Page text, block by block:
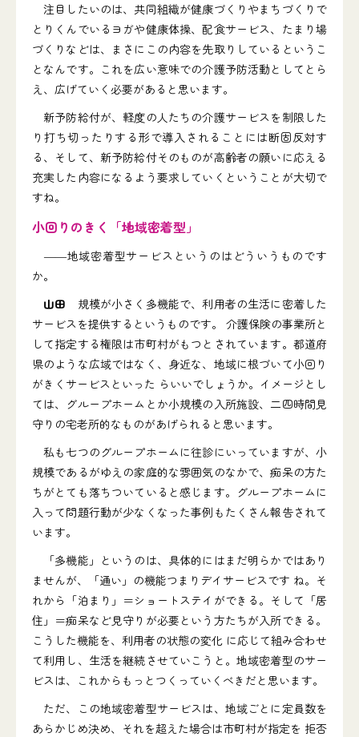
注目したいのは、共同組織が健康づくりやまちづくりで
とりくんでいるヨガや健康体操、配食サービス、たまり場
づくりなどは、まさにこの内容を先取りしているというこ
となんです。これを広い意味での介護予防活動としてとら
え、広げていく必要があると思います。
新予防給付が、軽度の人たちの介護サービスを制限した
り打ち切ったりする形で導入されることには断固反対す
る、そして、新予防給付そのものが高齢者の願いに応える
充実した内容になるよう要求していくということが大切で
すね。
小回りのきく「地域密着型」
――地域密着型サービスというのはどういうものです
か。
山田 規模が小さく多機能で、利用者の生活に密着した
サービスを提供するというものです。 介護保険の事業所と
して指定する権限は市町村がもつとされています。都道府
県のような広域ではなく、身近な、地域に根づいて小回り
がきくサービスといった らいいでしょうか。イメージとし
ては、グループホームとか小規模の入所施設、二四時間見
守りの宅老所的なものがあげられると思います。
私も七つのグループホームに往診にいっていますが、小
規模であるがゆえの家庭的な雰囲気のなかで、痴呆の方た
ちがとても落ちついていると感じます。グループホームに
入って問題行動が少なくなった事例もたくさん報告されて
います。
「多機能」というのは、具体的にはまだ明らかではあり
ませんが、「通い」の機能つまりデイサービスです ね。そ
れから「泊まり」＝ショートステイができる。そして「居
住」＝痴呆など見守りが必要という方たちが入所できる。
こうした機能を、利用者の状態の変化 に応じて組み合わせ
て利用し、生活を継続させていこうと。地域密着型のサー
ビスは、これからもっとつくっていくべきだと思います。
ただ、この地域密着型サービスは、地域ごとに定員数を
あらかじめ決め、それを超えた場合は市町村が指定を 拒否